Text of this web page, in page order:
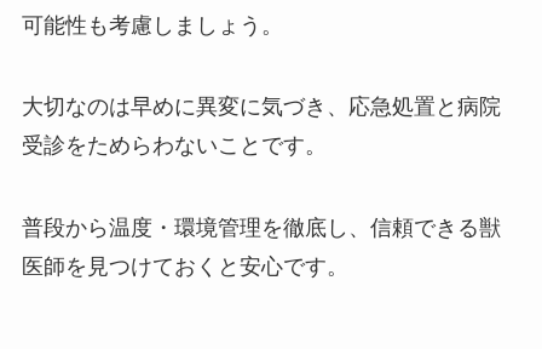
可能性も考慮しましょう。
大切なのは早めに異変に気づき、応急処置と病院
受診をためらわないことです。
普段から温度・環境管理を徹底し、信頼できる獣
医師を見つけておくと安心です。